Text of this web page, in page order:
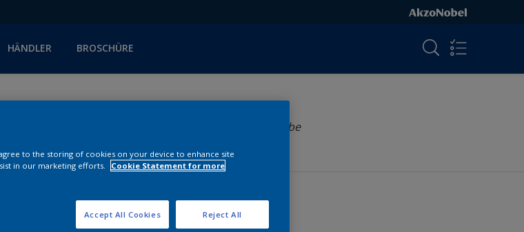
HÄNDLER BROSCHÜRE
Wähle eine Farbe
to the storing of cookies on your device to enhance site
in our marketing efforts.
Cookie Statement for more
Reject All
Accept All Cookies